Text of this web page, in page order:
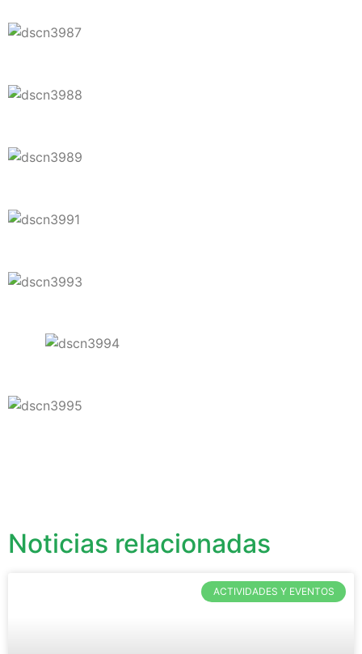
Noticias relacionadas
ACTIVIDADES Y EVENTOS